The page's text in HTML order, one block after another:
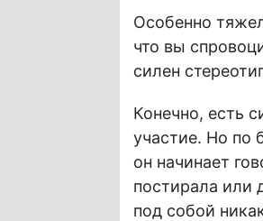
Особенно
что вы
силен
Конечно, есть
участие. Но по
он начинает
постирала или
под собой